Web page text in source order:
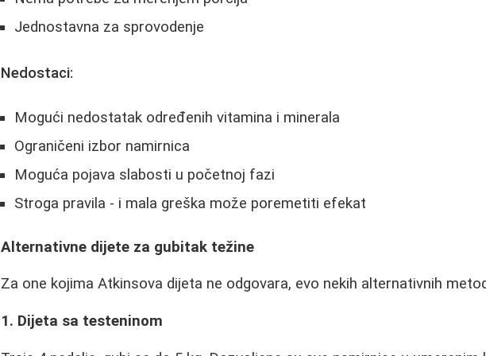
Jednostavna za sprovodenje
Nedostaci:
Mogući nedostatak određenih vitamina i minerala
Ograničeni izbor namirnica
Moguća pojava slabosti u početnoj fazi
Stroga pravila - i mala greška može poremetiti efekat
Alternativne dijete za gubitak težine
Za one kojima Atkinsova dijeta ne odgovara, evo nekih alternativnih
1. Dijeta sa testeninom